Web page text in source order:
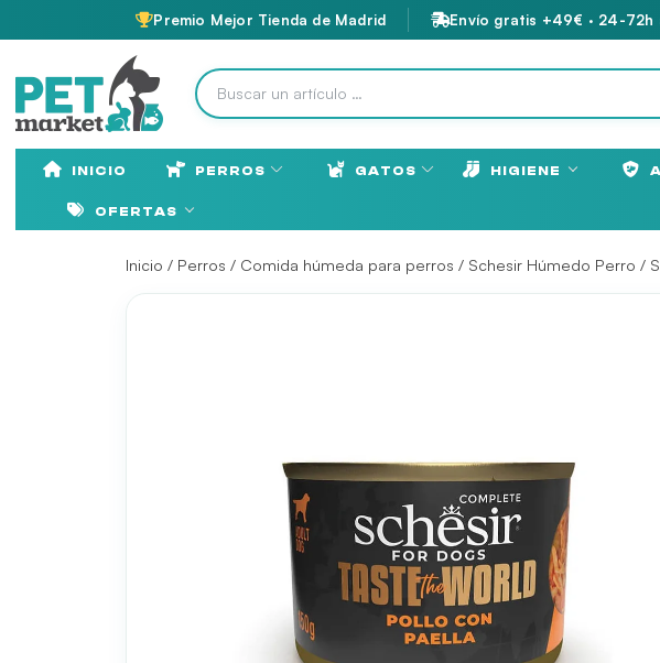
Premio Mejor Tienda de Madrid Envío gratis +49€ · 24-72h
INICIO PERROS GATOS HIGIENE
OFERTAS
Inicio / Perros / Comida húmeda para perros / Schesir Húmedo Perro /